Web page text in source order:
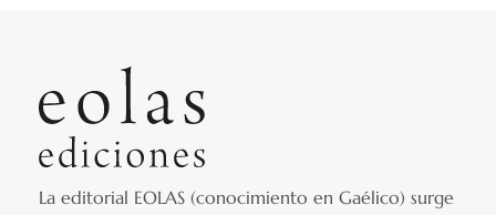
La editorial EOLAS (conocimiento en Gaélico) surge